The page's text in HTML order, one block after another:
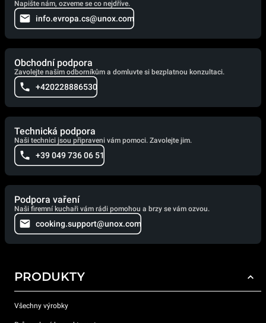
Napište nám, ozveme se co nejdříve.
info.evropa.cs@unox.com
Obchodní podpora
Zavolejte našim odborníkům a domluvte si bezplatnou konzultaci.
+420228886530
Technická podpora
Naši technici jsou připraveni vám pomoci. Zavolejte jim.
+39 049 736 06 51
Podpora vaření
Naši firemní kuchaři vám rádi pomohou a brzy se vám ozvou.
cooking.support@unox.com
PRODUKTY
Všechny výrobky